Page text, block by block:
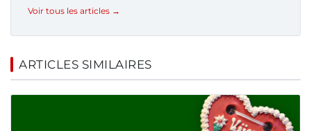
Voir tous les articles →
ARTICLES SIMILAIRES